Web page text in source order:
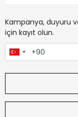
Kampanya, duyuru
için kayıt olun.